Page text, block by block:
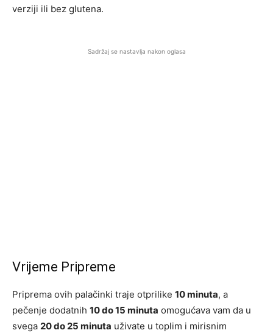
verziji ili bez glutena.
Sadržaj se nastavlja nakon oglasa
Vrijeme Pripreme
Priprema ovih palačinki traje otprilike 10 minuta, a
pečenje dodatnih 10 do 15 minuta omogućava vam da u
svega 20 do 25 minuta uživate u toplim i mirisnim